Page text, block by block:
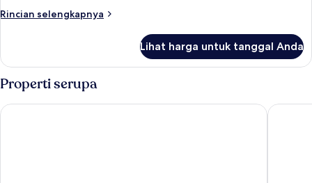
Asap
tambahan
Rincian selengkapnya
Rincian
Kamar
Twin
Premium,
Bebas
Asap
Lihat harga untuk tanggal Anda
Properti serupa
Takeo Onsen Kyotoya Fairfield